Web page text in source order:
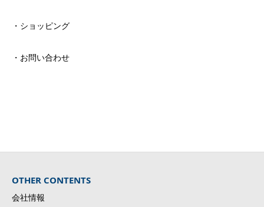
・ショッピング
・お問い合わせ
OTHER CONTENTS
会社情報